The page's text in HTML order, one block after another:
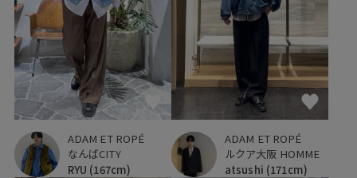
ADAM ET ROPÉ
なんばCITY
RYU (167cm)
ADAM ET ROPÉ
ルクア大阪 HOMME
atsushi (171cm)